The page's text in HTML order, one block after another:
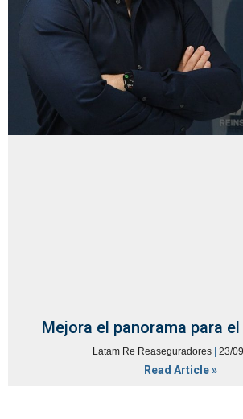
Mejora el panorama para
Latam Re Reaseguradores 23/
Read Article »